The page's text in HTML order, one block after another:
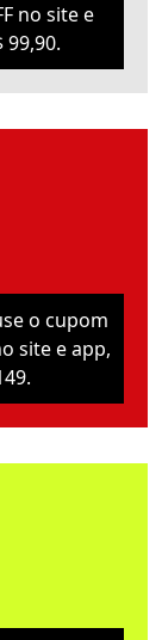
no site e
o cupom
site e app,